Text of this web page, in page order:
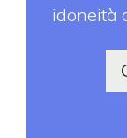
idoneità